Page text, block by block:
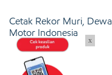
Cetak Rekor Muri, Dewa
Motor Indonesia
x